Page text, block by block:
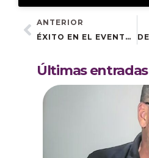
ANTERIOR
ÉXITO EN EL EVENTO DE ACELERA PYME COIIAOC: «SEO, SEM Y GOOGLE ANALYTICS PARA EMPRESAS»
Últimas entradas